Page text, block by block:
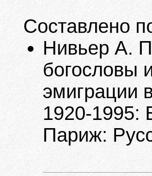
Составлено
Нивьер А.
богословы
эмиграции
1920-1995:
Париж: